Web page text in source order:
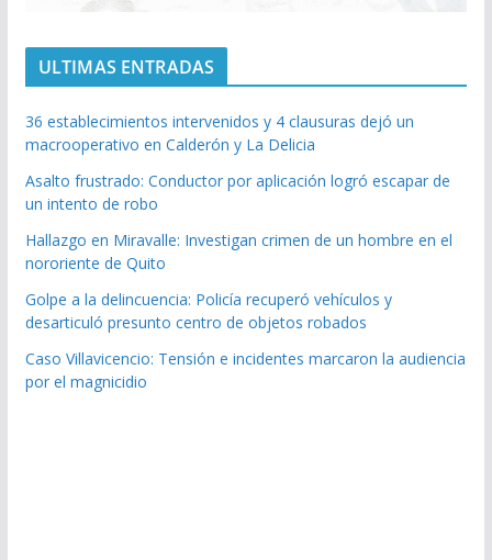
ULTIMAS ENTRADAS
36 establecimientos intervenidos y 4 clausuras dejó un
macrooperativo en Calderón y La Delicia
Asalto frustrado: Conductor por aplicación logró escapar de
un intento de robo
Hallazgo en Miravalle: Investigan crimen de un hombre en el
nororiente de Quito
Golpe a la delincuencia: Policía recuperó vehículos y
desarticuló presunto centro de objetos robados
Caso Villavicencio: Tensión e incidentes marcaron la audiencia
por el magnicidio